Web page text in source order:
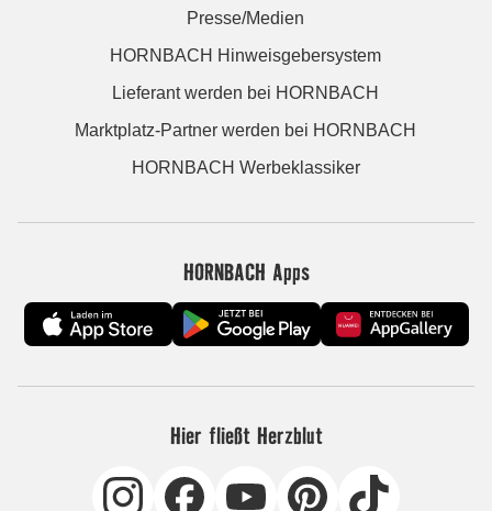
Presse/Medien
HORNBACH Hinweisgebersystem
Lieferant werden bei HORNBACH
Marktplatz-Partner werden bei HORNBACH
HORNBACH Werbeklassiker
HORNBACH Apps
Hier fließt Herzblut